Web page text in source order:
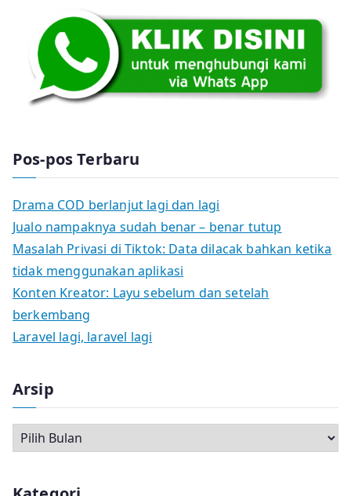
Pos-pos Terbaru
Drama COD berlanjut lagi dan lagi
Jualo nampaknya sudah benar – benar tutup
Masalah Privasi di Tiktok: Data dilacak bahkan ketika
tidak menggunakan aplikasi
Konten Kreator: Layu sebelum dan setelah
berkembang
Laravel lagi, laravel lagi
Arsip
r